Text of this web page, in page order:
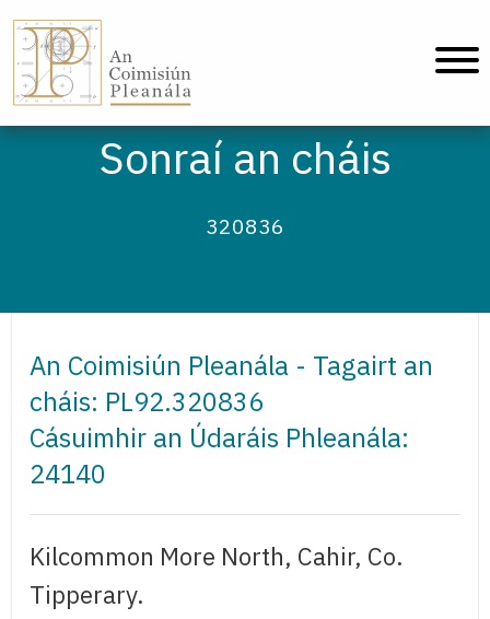
Sonraí an cháis
320836
An Coimisiún Pleanála - Tagairt an
cháis: PL92.320836
Cásuimhir an Údaráis Phleanála:
24140
Kilcommon More North, Cahir, Co.
Tipperary.